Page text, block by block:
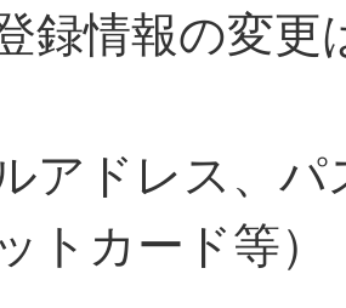
録情報の変
アドレス、
トカード等）